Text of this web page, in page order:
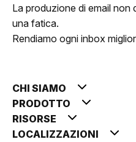
La produzione di email non
una fatica.
Rendiamo ogni inbox
CHI SIAMO
PRODOTTO
RISORSE
LOCALIZZAZIONI